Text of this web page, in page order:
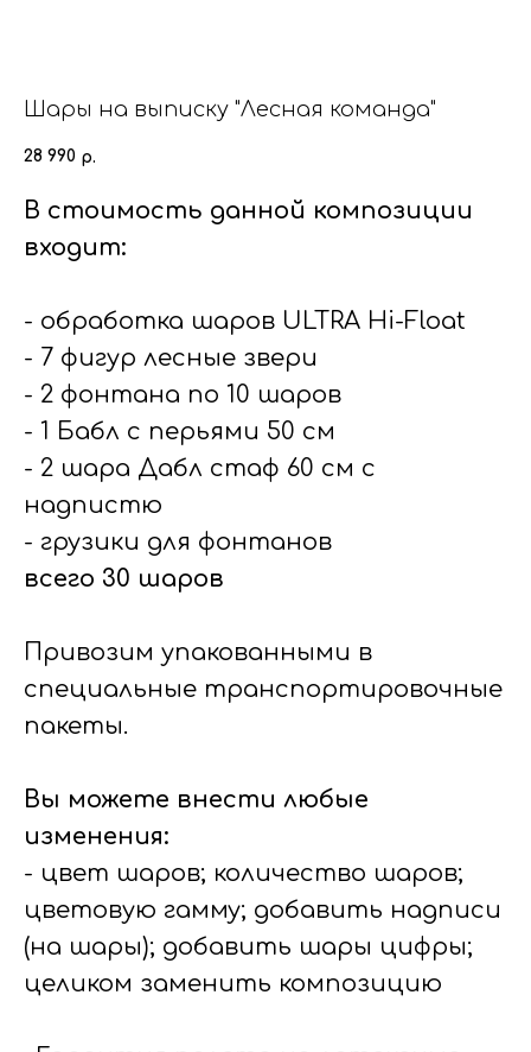
Шары на выписку "Лесная команда"
28 990 р.
В стоимость данной композиции
входит:
- обработка шаров ULTRA Hi-Float
- 7 фигур лесные звери
- 2 фонтана по 10 шаров
- 1 Бабл с перьями 50 см
- 2 шара Дабл стаф 60 см с
надпистю
- грузики для фонтанов
всего 30 шаров
Привозим упакованными в
специальные транспортировочные
пакеты.
Вы можете внести любые
изменения:
- цвет шаров; количество шаров;
цветовую гамму; добавить надписи
(на шары); добавить шары цифры;
целиком заменить композицию